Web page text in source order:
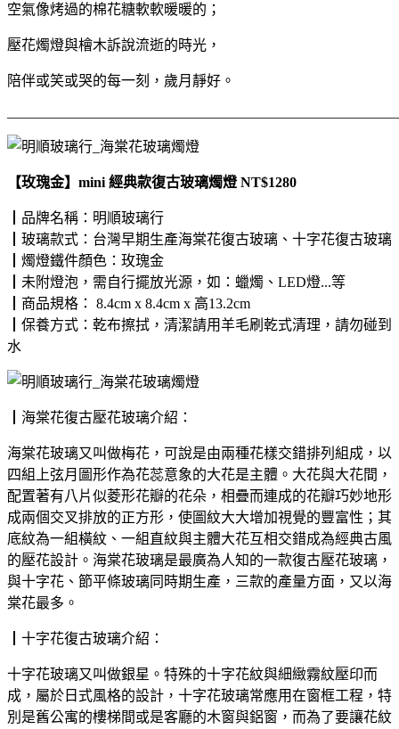
空氣像烤過的棉花糖軟軟暖暖的；
壓花燭燈與檜木訴說流逝的時光，
陪伴或笑或哭的每一刻，歲月靜好。
【玫瑰金】mini 經典款復古玻璃燭燈 NT$1280
┃品牌名稱：明順玻璃行
┃玻璃款式：台灣早期生產海棠花復古玻璃、十字花復古玻璃
┃燭燈鐵件顏色：玫瑰金
┃未附燈泡，需自行擺放光源，如：蠟燭、LED燈...等
┃商品規格： 8.4cm x 8.4cm x 高13.2cm
┃保養方式：乾布擦拭，清潔請用羊毛刷乾式清理，請勿碰到
水
┃海棠花復古壓花玻璃介紹：
海棠花玻璃又叫做梅花，可說是由兩種花樣交錯排列組成，以
四組上弦月圖形作為花蕊意象的大花是主體。大花與大花間，
配置著有八片似菱形花瓣的花朵，相疊而連成的花瓣巧妙地形
成兩個交叉排放的正方形，使圖紋大大增加視覺的豐富性；其
底紋為一組橫紋、一組直紋與主體大花互相交錯成為經典古風
的壓花設計。海棠花玻璃是最廣為人知的一款復古壓花玻璃，
與十字花、節平條玻璃同時期生產，三款的產量方面，又以海
棠花最多。
┃十字花復古玻璃介紹：
十字花玻璃又叫做銀星。特殊的十字花紋與細緻霧紋壓印而
成，屬於日式風格的設計，十字花玻璃常應用在窗框工程，特
別是舊公寓的樓梯間或是客廳的木窗與鋁窗，而為了要讓花紋